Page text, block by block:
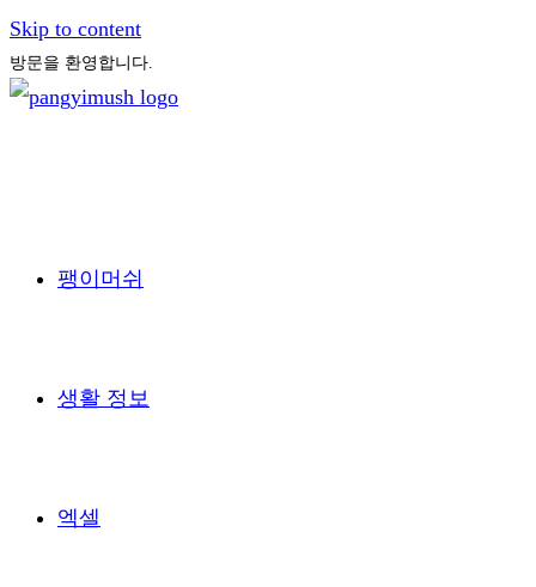
Skip to content
방문을 환영합니다.
팽이머쉬
생활 정보
엑셀